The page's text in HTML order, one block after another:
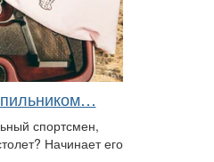
спортсмен,
Начинает его